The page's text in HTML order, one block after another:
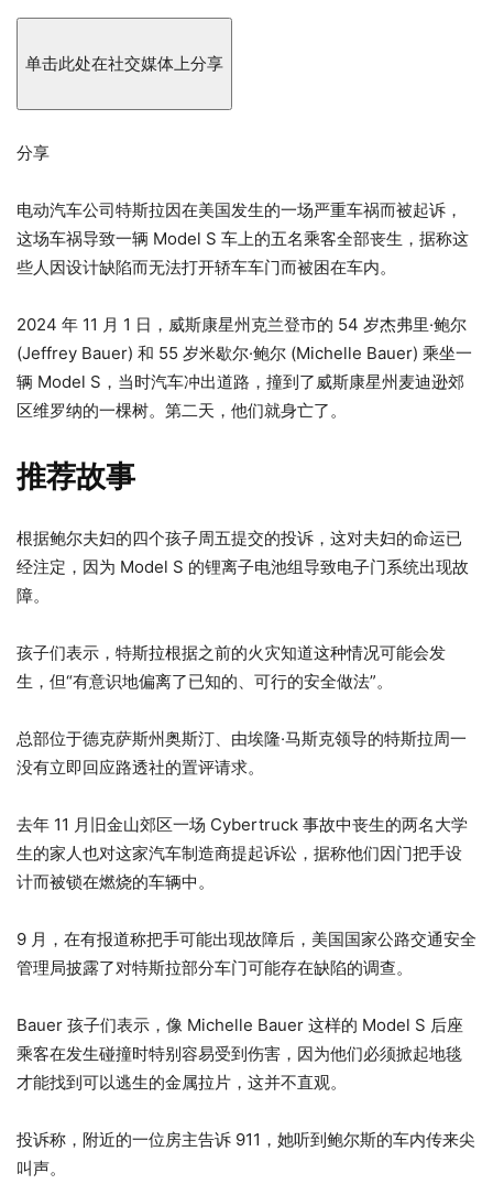
2025
11
月
日
单击此处在社交媒体上分享
分享
电动汽车公司特斯拉因在美国发生的一场严重车祸而被起诉，
这场车祸导致一辆 Model S 车上的五名乘客全部丧生，据称这
些人因设计缺陷而无法打开轿车车门而被困在车内。
2024 年 11 月 1 日，威斯康星州克兰登市的 54 岁杰弗里·鲍尔
(Jeffrey Bauer) 和 55 岁米歇尔·鲍尔 (Michelle Bauer) 乘坐一
辆 Model S，当时汽车冲出道路，撞到了威斯康星州麦迪逊郊
区维罗纳的一棵树。第二天，他们就身亡了。
推荐故事
4
项
清
列
表
末
根据鲍尔夫妇的四个孩子周五提交的投诉，这对夫妇的命运已
经注定，因为 Model S 的锂离子电池组导致电子门系统出现故
障。
孩子们表示，特斯拉根据之前的火灾知道这种情况可能会发
生，但“有意识地偏离了已知的、可行的安全做法”。
总部位于德克萨斯州奥斯汀、由埃隆·马斯克领导的特斯拉周一
没有立即回应路透社的置评请求。
去年 11 月旧金山郊区一场 Cyber​​truck 事故中丧生的两名大学
生的家人也对这家汽车制造商提起诉讼，据称他们因门把手设
计而被锁在燃烧的车辆中。
9 月，在有报道称把手可能出现故障后，美国国家公路交通安全
管理局披露了对特斯拉部分车门可能存在缺陷的调查。
Bauer 孩子们表示，像 Michelle Bauer 这样的 Model S 后座
乘客在发生碰撞时特别容易受到伤害，因为他们必须掀起地毯
才能找到可以逃生的金属拉片，这并不直观。
投诉称，附近的一位房主告诉 911，她听到鲍尔斯的车内传来尖
叫声。